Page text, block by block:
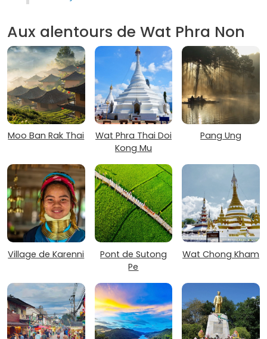
Aux alentours de Wat Phra Non
Moo Ban Rak Thai
Wat Phra Thai Doi
Kong Mu
Pang Ung
Village de Karenni
Pont de Sutong
Pe
Wat Chong Kham